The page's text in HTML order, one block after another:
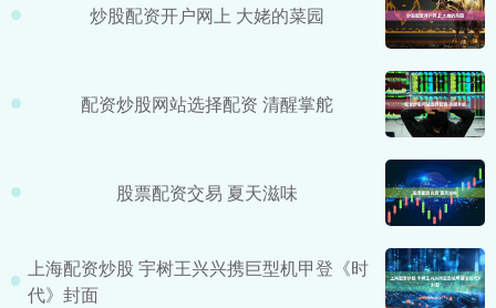
炒股配资开户网上 大姥的菜园
配资炒股网站选择配资 清醒掌舵
股票配资交易 夏天滋味
上海配资炒股 宇树王兴兴携巨型机甲登《时
代》封面